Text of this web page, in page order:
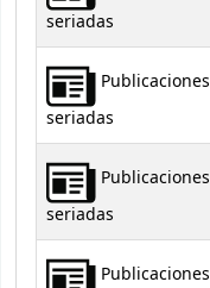
seriadas
Publicaciones
seriadas
Publicaciones
seriadas
Publicaciones